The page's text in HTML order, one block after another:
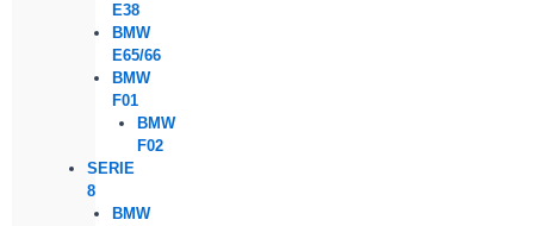
E38
BMW
E65/66
BMW
F01
BMW
F02
SERIE
8
BMW